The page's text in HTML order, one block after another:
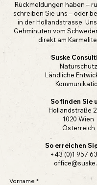
Rückmeldungen haben –
schreiben Sie uns – oder
in der Hollandstrasse.
Gehminuten vom
direkt am
Suske
Naturschutz
Ländliche
So finden Sie
Hollandstraße
1020 Wien
Österreich
So erreichen
+43 (0)1 957
Vorname